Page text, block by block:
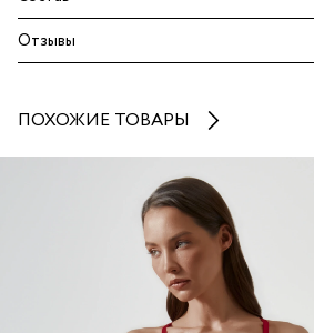
Отзывы
ПОХОЖИЕ ТОВАРЫ